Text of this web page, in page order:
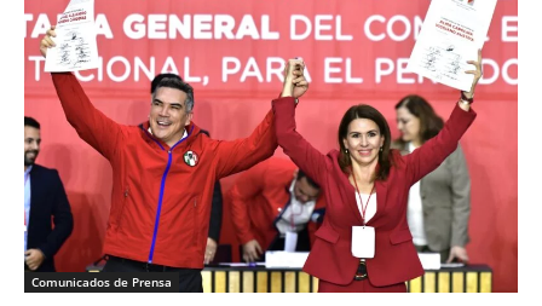
Comunicados de Prensa